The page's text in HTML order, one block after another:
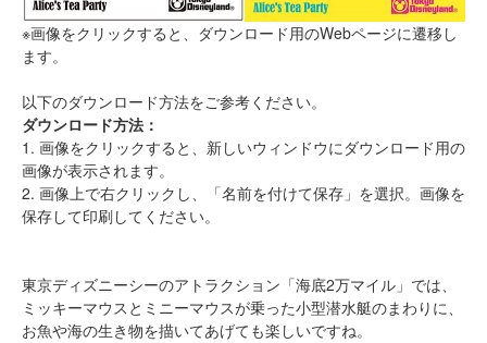
※画像をクリックすると、ダウンロード用のWebページに遷移し
ます。
以下のダウンロード方法をご参考ください。
ダウンロード方法：
1. 画像をクリックすると、新しいウィンドウにダウンロード用の
画像が表示されます。
2. 画像上で右クリックし、「名前を付けて保存」を選択。画像を
保存して印刷してください。
東京ディズニーシーのアトラクション「海底2万マイル」では、
ミッキーマウスとミニーマウスが乗った小型潜水艇のまわりに、
お魚や海の生き物を描いてあげても楽しいですね。